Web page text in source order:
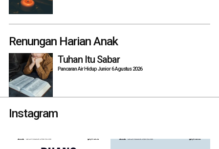
Renungan Harian Anak
Tuhan Itu Sabar
Pancaran Air Hidup Junior 6 Agustus 2026
Instagram